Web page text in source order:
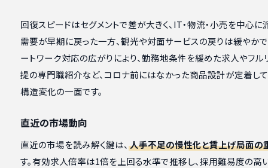
回復スピードはセグメントで差が大きく、IT・物流・小売を中心に
需要が早期に戻った一方、観光や対面サービスの戻りは緩やかで
ートワーク対応の広がりにより、勤務地条件を緩めた求人やフル
提の専門職紹介など、コロナ前にはなかった商品設計が定着し
構造変化の一面です。
直近の市場動向
直近の市場を読み解く鍵は、 人手不足の慢性化と賃上げ局面の
す。有効求人倍率は1倍を上回る水準で推移し、採用難易度の高